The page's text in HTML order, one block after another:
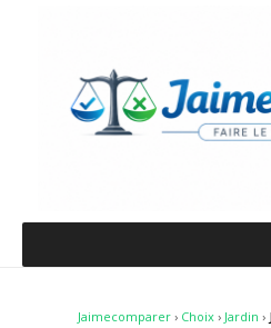
Jaimecomparer› Choix› Jardin ›